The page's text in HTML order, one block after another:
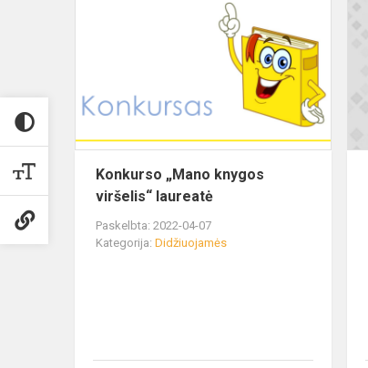
Konkurso „Mano knygos
viršelis“ laureatė
Paskelbta: 2022-04-07
Kategorija: Didžiuojamės